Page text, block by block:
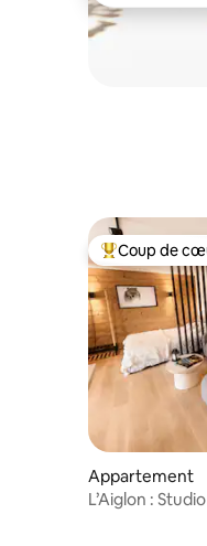
Coups de
Coup de
Appartement
L’Aiglon :